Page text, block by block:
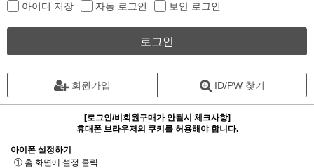
아이디 저장 자동 로그인 보안 로그인
로그인
회원가입 ID/PW 찾기
[로그인/비회원구매가 안될시 체크사항]
휴대폰 브라우저의 쿠키를 허용해야 합니다.
아이폰 설정하기
① 홈 화면에 설정 클릭